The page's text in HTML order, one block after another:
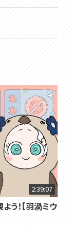
2:39:07
う！【羽渦ミウ